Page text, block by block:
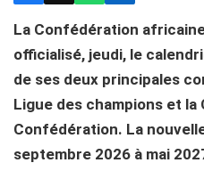
La Confédération
officialisé, jeudi, le
de ses deux principales
Ligue des champions et la
Confédération. La
septembre 2026 à mai